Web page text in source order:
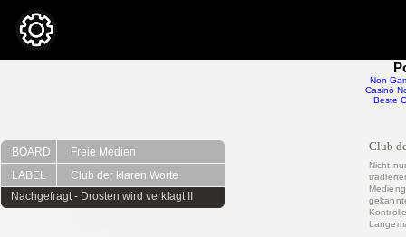
BOARD
Freie Medien
LABEL
Club der klaren Worte
Nachgefragt - Drosten wird verklagt II
Club
Nicht
Non
Casinò
Beste